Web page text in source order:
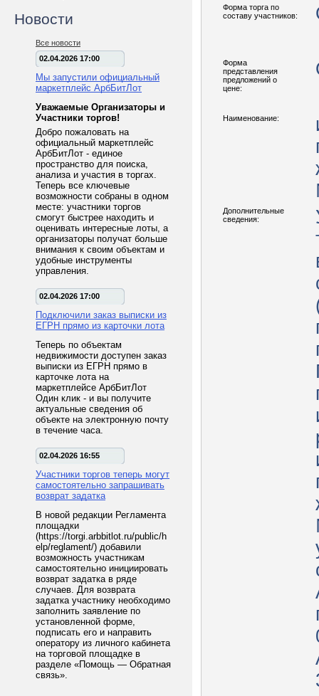
Новости
Все новости
02.04.2026 17:00
Мы запустили официальный
маркетплейс АрбБитЛот
Уважаемые Организаторы и
Участники торгов!
Добро пожаловать на
официальный маркетплейс
АрбБитЛот - единое
пространство для поиска,
анализа и участия в торгах.
Теперь все ключевые
возможности собраны в одном
месте: участники торгов
смогут быстрее находить и
оценивать интересные лоты, а
организаторы получат больше
внимания к своим объектам и
удобные инструменты
управления.
02.04.2026 17:00
Подключили заказ выписки из
ЕГРН прямо из карточки лота
Теперь по объектам
недвижимости доступен заказ
выписки из ЕГРН прямо в
карточке лота на
маркетплейсе АрбБитЛот
Один клик - и вы получите
актуальные сведения об
объекте на электронную почту
в течение часа.
02.04.2026 16:55
Участники торгов теперь могут
самостоятельно запрашивать
возврат задатка
В новой редакции Регламента
площадки
(https://torgi.arbbitlot.ru/public/h
elp/reglament/) добавили
возможность участникам
самостоятельно инициировать
возврат задатка в ряде
случаев. Для возврата
задатка участнику необходимо
заполнить заявление по
установленной форме,
подписать его и направить
оператору из личного кабинета
на торговой площадке в
разделе «Помощь — Обратная
связь».
Форма торга по
составу участников:
Форма
представления
предложений о
цене:
Наименование:
Дополнительные
сведения: